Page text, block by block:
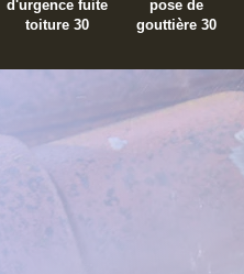
d'urgence fuite
toiture 30
pose de
gouttière 30